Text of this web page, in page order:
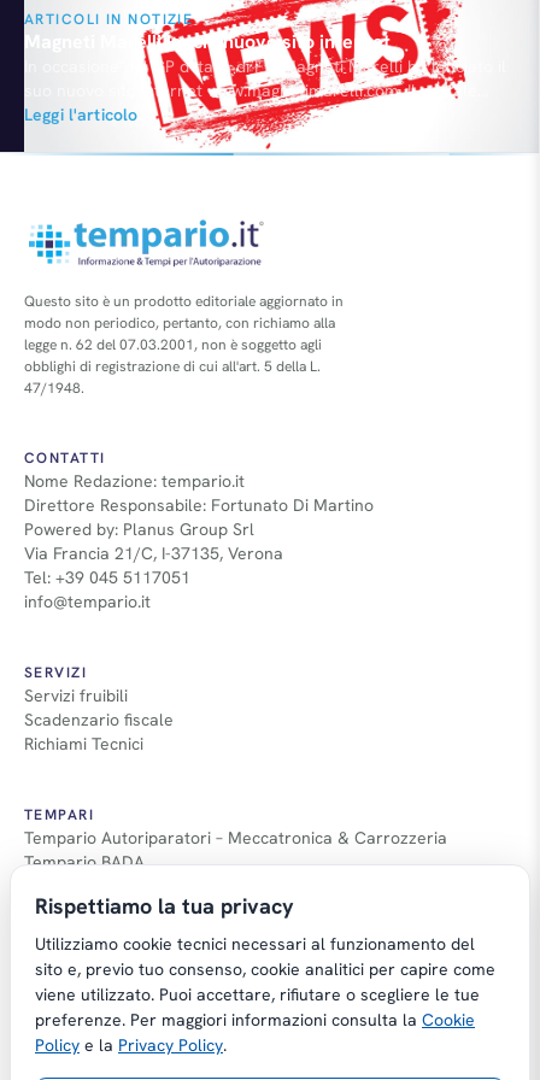
ARTICOLI IN NOTIZIE
Magneti Marelli lancia nuovo sito internet
In occasione del GP d’Italia di F1, Magneti Marelli ha lanciato il
suo nuovo sito internet www.magnetimarelli.com. Il portale
racconta la realtà, la storia e le sfide automotive della Casa.
C’è anche una sezione speciale per gli amanti di motorsport.
Leggi l'articolo
Questo sito è un prodotto editoriale aggiornato in
modo non periodico, pertanto, con richiamo alla
legge n. 62 del 07.03.2001, non è soggetto agli
obblighi di registrazione di cui all'art. 5 della L.
47/1948.
CONTATTI
Nome Redazione: tempario.it
Direttore Responsabile: Fortunato Di Martino
Powered by: Planus Group Srl
Via Francia 21/C, I-37135, Verona
Tel: +39 045 5117051
info@tempario.it
SERVIZI
Servizi fruibili
Scadenzario fiscale
Richiami Tecnici
TEMPARI
Tempario Autoriparatori – Meccatronica & Carrozzeria
Tempario BADA
Guida Applicazione Tempi
Copyright © Tempario.it | Powered by
Planus Group Srl - P.I. IT03584100238
Rispettiamo la tua privacy
Utilizziamo cookie tecnici necessari al funzionamento del
sito e, previo tuo consenso, cookie analitici per capire come
viene utilizzato. Puoi accettare, rifiutare o scegliere le tue
preferenze. Per maggiori informazioni consulta la Cookie
Policy e la Privacy Policy.